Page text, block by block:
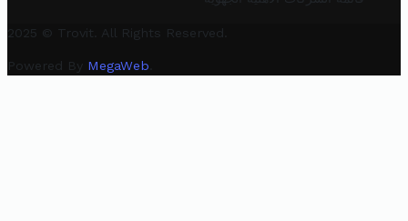
2025 © Trovit. All Rights Reserved.
Powered By MegaWeb